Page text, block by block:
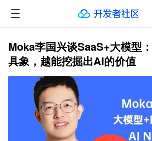
Moka李国兴谈SaaS+大模型
具象，越能挖掘出AI的价值